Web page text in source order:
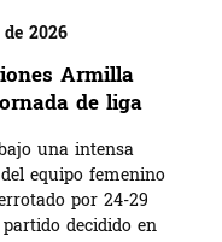
2026
Armilla
de liga
una intensa
equipo femenino
por 24-29
decidido en